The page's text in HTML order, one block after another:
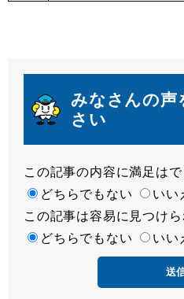
みなさんの
さい
満
足
度
この記事の内容に満足は
どちらでもない
いい
容
易
この記事は容易に見つけ
どちらでもない
いい